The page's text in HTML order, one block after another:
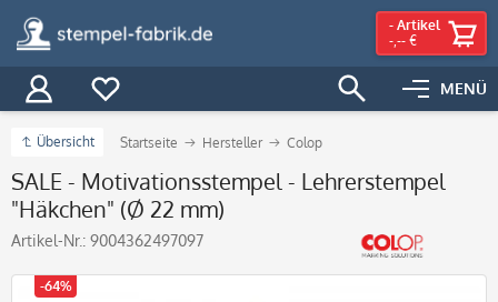
MENÜ
- Artikel
-,-- €
Übersicht Startseite Hersteller Colop
SALE - Motivationsstempel - Lehrerstempel
"Häkchen" (Ø 22 mm)
Artikel-Nr.: 9004362497097
-64%